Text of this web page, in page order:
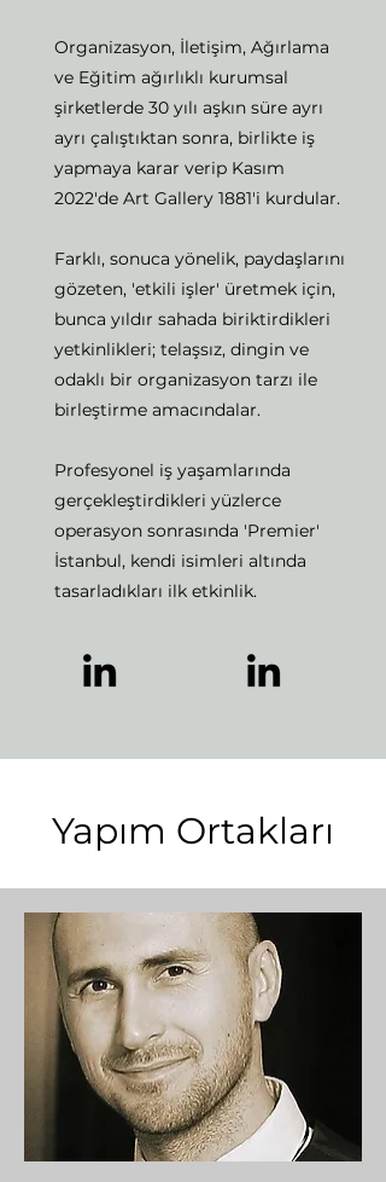
Organizasyon, İletişim, Ağırlama
ve Eğitim ağırlıklı kurumsal
şirketlerde 30 yılı aşkın süre ayrı
ayrı çalıştıktan sonra, birlikte iş
yapmaya karar verip Kasım
2022'de Art Gallery 1881'i kurdular.
Farklı, sonuca yönelik, paydaşlarını
gözeten, 'etkili işler' üretmek için,
bunca yıldır sahada biriktirdikleri
yetkinlikleri; telaşsız, dingin ve
odaklı bir organizasyon tarzı ile
birleştirme amacındalar.
Profesyonel iş yaşamlarında
gerçekleştirdikleri yüzlerce
operasyon sonrasında 'Premier'
İstanbul, kendi isimleri altında
tasarladıkları ilk etkinlik.
Yapım Ortakları